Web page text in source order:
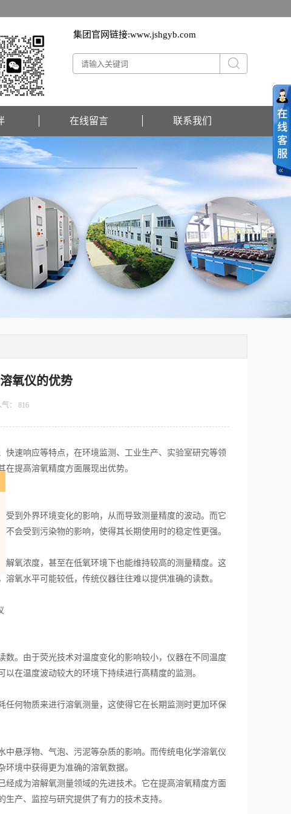
集团官网链接:www.jshgyb.com
在线留言 联系我们
氧仪的优势
： 816
速响应等特点，在环境监测、工业生产、实验室研究等领
提高溶氧精度方面展现出优势。
到外界环境变化的影响，从而导致测量精度的波动。而它
会受到污染物的影响，使得其长期使用时的稳定性更强。
氧浓度，甚至在低氧环境下也能维持较高的测量精度。这
氧水平可能较低，传统仪器往往难以提供准确的读数。
。由于荧光技术对温度变化的影响较小，仪器在不同温度
在温度波动较大的环境下持续进行高精度的监测。
何物质来进行溶氧测量，这使得它在长期监测时更加环保
悬浮物、气泡、污泥等杂质的影响。而传统电化学溶氧仪
境中获得更为准确的溶氧数据。
成为溶解氧测量领域的先进技术。它在提高溶氧精度方面
产、监控与研究提供了有力的技术支持。